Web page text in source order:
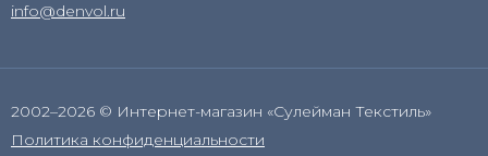
info@denvol.ru
2002–2026 © Интернет-магазин «Сулейман Текстиль»
Политика конфиденциальности